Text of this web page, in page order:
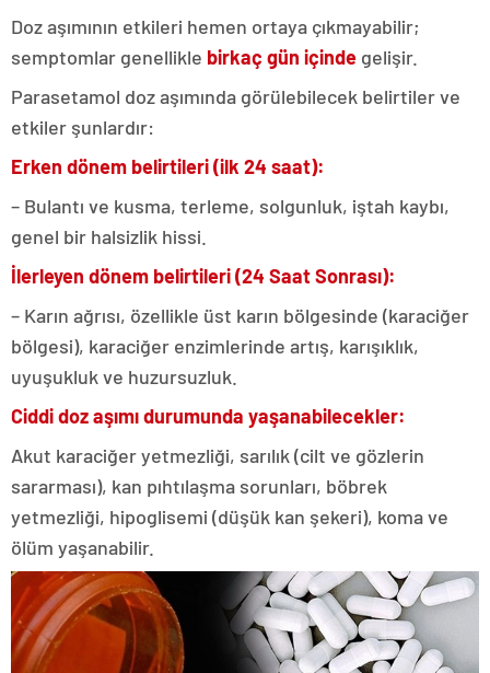
Doz aşımının etkileri hemen ortaya çıkmayabilir;
semptomlar genellikle birkaç gün içinde gelişir.
Parasetamol doz aşımında görülebilecek belirtiler ve
etkiler şunlardır:
Erken dönem belirtileri (ilk 24 saat):
– Bulantı ve kusma, terleme, solgunluk, iştah kaybı,
genel bir halsizlik hissi.
İlerleyen dönem belirtileri (24 Saat Sonrası):
– Karın ağrısı, özellikle üst karın bölgesinde (karaciğer
bölgesi), karaciğer enzimlerinde artış, karışıklık,
uyuşukluk ve huzursuzluk.
Ciddi doz aşımı durumunda yaşanabilecekler:
Akut karaciğer yetmezliği, sarılık (cilt ve gözlerin
sararması), kan pıhtılaşma sorunları, böbrek
yetmezliği, hipoglisemi (düşük kan şekeri), koma ve
ölüm yaşanabilir.